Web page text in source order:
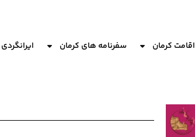
اقامت کرمان سفرنامه های کرمان ایرانگردی